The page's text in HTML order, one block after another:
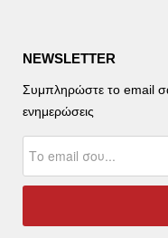
NEWSLETTER
Συμπληρώστε το email
ενημερώσεις